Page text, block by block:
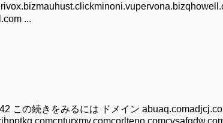
...
の続きをみるには ドメイン